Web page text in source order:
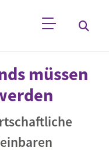
müssen